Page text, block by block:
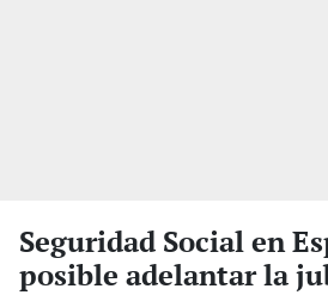
Seguridad Social en
posible adelantar la